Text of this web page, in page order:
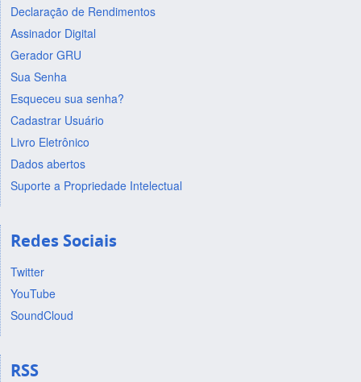
Declaração de Rendimentos
Assinador Digital
Gerador GRU
Sua Senha
Esqueceu sua senha?
Cadastrar Usuário
Livro Eletrônico
Dados abertos
Suporte a Propriedade Intelectual
Redes Sociais
Twitter
YouTube
SoundCloud
RSS